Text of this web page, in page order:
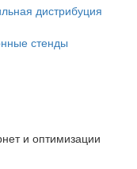
дистрибуция
стенды
и оптимизации